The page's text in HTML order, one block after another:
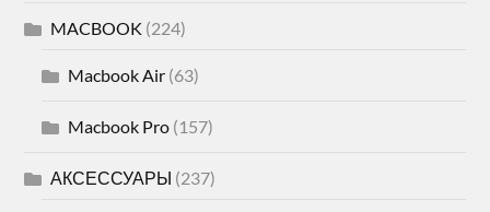
MACBOOK (224)
Macbook Air (63)
Macbook Pro (157)
АКСЕССУАРЫ (237)